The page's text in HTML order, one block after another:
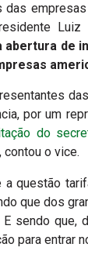
das
abertura de
por um
do
contou o vice.
a questão
que dos
E sendo que,
para entrar